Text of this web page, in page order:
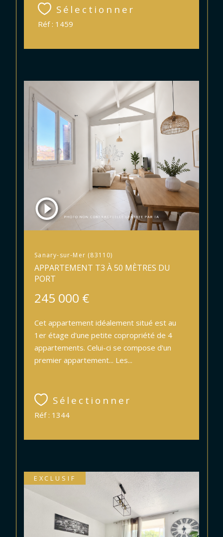
Sélectionner
Réf : 1459
Sanary-sur-Mer (83110)
APPARTEMENT T3 À 50 MÈTRES DU
PORT
245 000 €
Cet appartement idéalement situé est au
1er étage d'une petite copropriété de 4
appartements. Celui-ci se compose d'un
premier appartement... Les...
Sélectionner
Réf : 1344
EXCLUSIF